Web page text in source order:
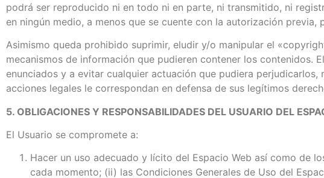
podrá ser reproducido ni en todo ni en parte, ni transmitido, ni
en ningún medio, a menos que se cuente con la autorización
Asimismo queda prohibido suprimir, eludir y/o manipular el
mecanismos de información que pudieren contener los contenidos.
enunciados y a evitar cualquier actuación que pudiera
acciones legales le correspondan en defensa de sus legítimos
5. OBLIGACIONES Y RESPONSABILIDADES DEL USUARIO DEL
El Usuario se compromete a:
Hacer un uso adecuado y lícito del Espacio Web así como de
cada momento; (ii) las Condiciones Generales de Uso del